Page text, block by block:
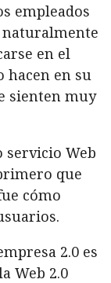
empleados
naturalmente
en el
hacen en su
sienten muy
servicio Web
que
cómo
2.0 es
Web 2.0